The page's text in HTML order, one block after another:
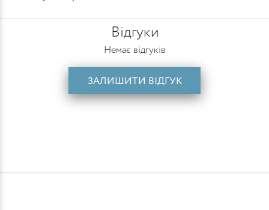
Відгуки
Немає відгуків
ЗАЛИШИТИ ВІДГУК